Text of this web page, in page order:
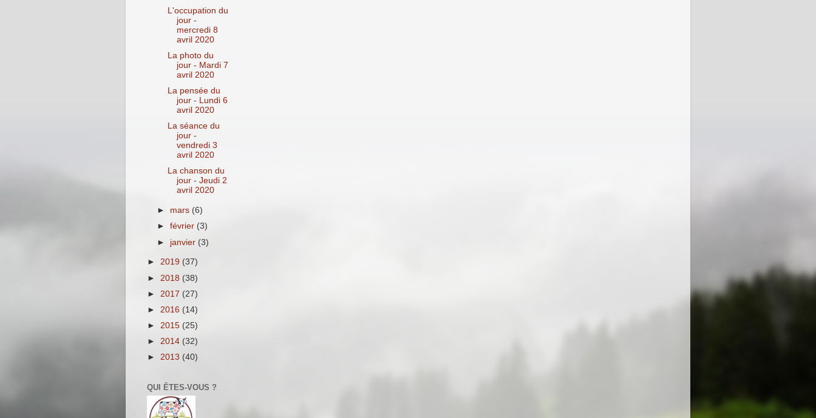
L'occupation du
jour -
mercredi 8
avril 2020
La photo du
jour - Mardi 7
avril 2020
La pensée du
jour - Lundi 6
avril 2020
La séance du
jour -
vendredi 3
avril 2020
La chanson du
jour - Jeudi 2
avril 2020
► mars (6)
►février (3)
► janvier (3)
► 2019 (37)
► 2018 (38)
► 2017 (27)
► 2016 (14)
► 2015 (25)
► 2014 (32)
► 2013 (40)
QUI ÊTES-VOUS ?